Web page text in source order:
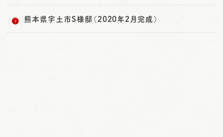
熊本県宇土市S様邸（2020年2月完成）